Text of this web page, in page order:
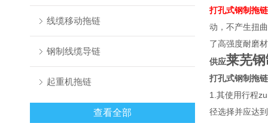
线缆移动拖链
钢制线缆导链
起重机拖链
查看全部
打孔式钢制拖链
动，不产生扭
了高强度耐磨
供应莱芜
打孔式钢制拖链
1.其使用行程
径选择并应达